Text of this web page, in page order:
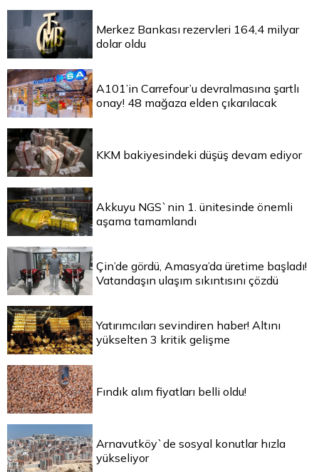
Merkez Bankası rezervleri 164,4 milyar
dolar oldu
A101’in Carrefour’u devralmasına şartlı
onay! 48 mağaza elden çıkarılacak
KKM bakiyesindeki düşüş devam ediyor
Akkuyu NGS`nin 1. ünitesinde önemli
aşama tamamlandı
Çin’de gördü, Amasya’da üretime başladı!
Vatandaşın ulaşım sıkıntısını çözdü
Yatırımcıları sevindiren haber! Altını
yükselten 3 kritik gelişme
Fındık alım fiyatları belli oldu!
Arnavutköy`de sosyal konutlar hızla
yükseliyor